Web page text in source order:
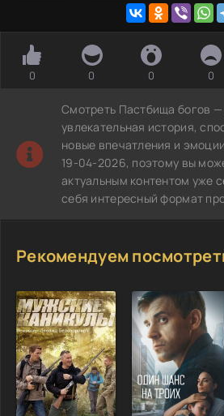
0 0 0 0
Смотреть Пастбища богов —
увлекательная история,
новые впечатления и
19-04-2026, поэтому вы
актуальным контентом уже
себя интересный формат
Рекомендуем